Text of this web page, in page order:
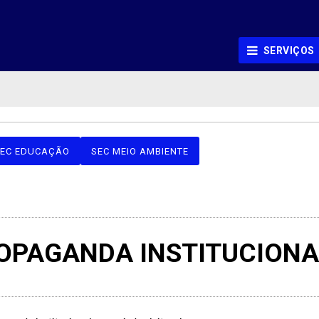
SERVIÇOS
EDUCAÇÃO SEC MEIO AMBIENTE